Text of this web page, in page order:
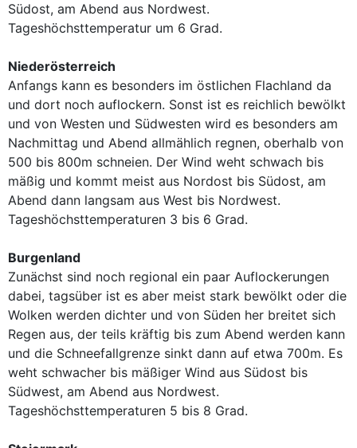
Südost, am Abend aus Nordwest.
Tageshöchsttemperatur um 6 Grad.
Niederösterreich
Anfangs kann es besonders im östlichen Flachland da
und dort noch auflockern. Sonst ist es reichlich bewölkt
und von Westen und Südwesten wird es besonders am
Nachmittag und Abend allmählich regnen, oberhalb von
500 bis 800m schneien. Der Wind weht schwach bis
mäßig und kommt meist aus Nordost bis Südost, am
Abend dann langsam aus West bis Nordwest.
Tageshöchsttemperaturen 3 bis 6 Grad.
Burgenland
Zunächst sind noch regional ein paar Auflockerungen
dabei, tagsüber ist es aber meist stark bewölkt oder die
Wolken werden dichter und von Süden her breitet sich
Regen aus, der teils kräftig bis zum Abend werden kann
und die Schneefallgrenze sinkt dann auf etwa 700m. Es
weht schwacher bis mäßiger Wind aus Südost bis
Südwest, am Abend aus Nordwest.
Tageshöchsttemperaturen 5 bis 8 Grad.